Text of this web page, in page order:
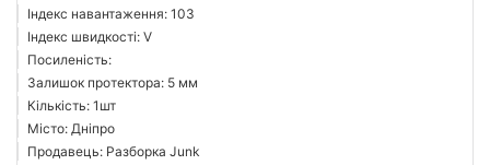
Індекс навантаження: 103
Індекс швидкості: V
Посиленість:
Залишок протектора: 5 мм
Кількість: 1шт
Місто: Дніпро
Продавець: Разборка Junk